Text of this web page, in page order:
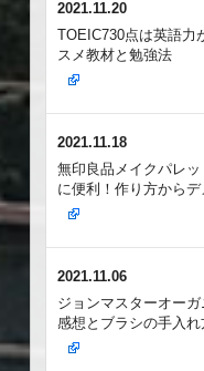
2021.11.20
TOEIC730点は英語力
スメ教材と勉強法
2021.11.18
無印良品メイクパレ
に便利！作り方から
2021.11.06
ジョンマスターオー
感想とブラシの手入れ